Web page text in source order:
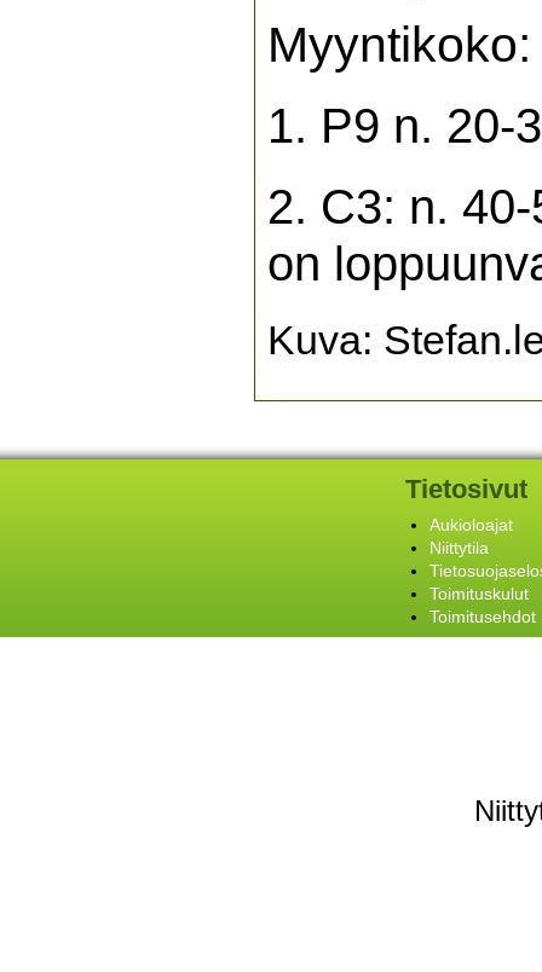
Myyntikoko:
1. P9 n. 20-
2. C3: n.
on
Kuva:
Tietosivut
Aukioloajat
Niittytila
Toimituskulut
Toimitusehdot